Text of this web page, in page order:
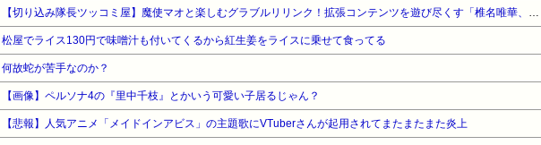
松屋でライス130円で味噌汁も付いてくるから紅生姜をライスに乗せて食ってる
何故蛇が苦手なのか？
【画像】ペルソナ4の『里中千枝』とかいう可愛い子居るじゃん？
【悲報】人気アニメ「メイドインアビス」の主題歌にVTuberさんが起用されてまたまたまた炎上